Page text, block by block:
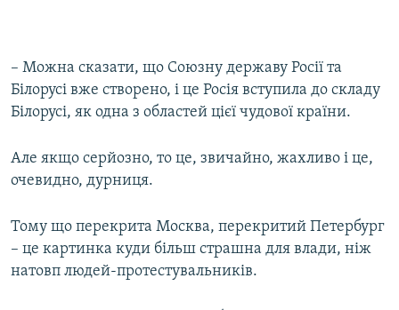
– Можна сказати, що Союзну державу Росії та
Білорусі вже створено, і це Росія вступила до складу
Білорусі, як одна з областей цієї чудової країни.
Але якщо серйозно, то це, звичайно, жахливо і це,
очевидно, дурниця.
Тому що перекрита Москва, перекритий Петербург
– це картинка куди більш страшна для влади, ніж
натовп людей-протестувальників.